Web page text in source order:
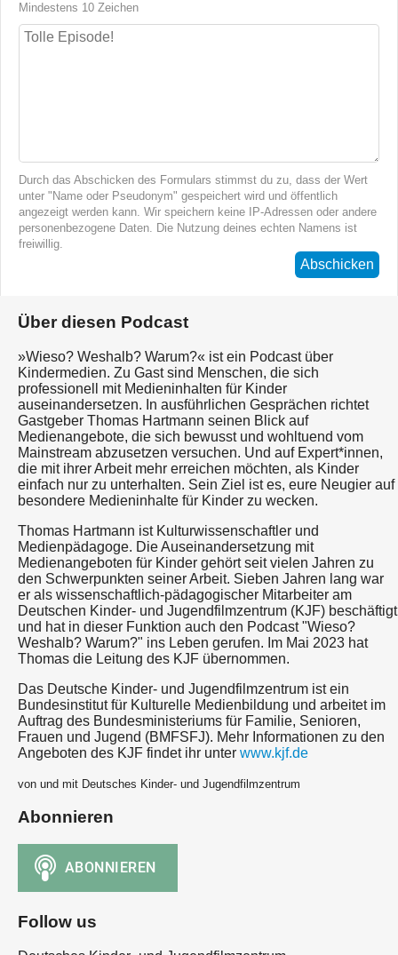
Mindestens 10 Zeichen
Durch das Abschicken des Formulars stimmst du zu, dass der Wert
unter "Name oder Pseudonym" gespeichert wird und öffentlich
angezeigt werden kann. Wir speichern keine IP-Adressen oder andere
personenbezogene Daten. Die Nutzung deines echten Namens ist
freiwillig.
Abschicken
Über diesen Podcast
»Wieso? Weshalb? Warum?« ist ein Podcast über
Kindermedien. Zu Gast sind Menschen, die sich
professionell mit Medieninhalten für Kinder
auseinandersetzen. In ausführlichen Gesprächen richtet
Gastgeber Thomas Hartmann seinen Blick auf
Medienangebote, die sich bewusst und wohltuend vom
Mainstream abzusetzen versuchen. Und auf Expert*innen,
die mit ihrer Arbeit mehr erreichen möchten, als Kinder
einfach nur zu unterhalten. Sein Ziel ist es, eure Neugier auf
besondere Medieninhalte für Kinder zu wecken.
Thomas Hartmann ist Kulturwissenschaftler und
Medienpädagoge. Die Auseinandersetzung mit
Medienangeboten für Kinder gehört seit vielen Jahren zu
den Schwerpunkten seiner Arbeit. Sieben Jahren lang war
er als wissenschaftlich-pädagogischer Mitarbeiter am
Deutschen Kinder- und Jugendfilmzentrum (KJF) beschäftigt
und hat in dieser Funktion auch den Podcast "Wieso?
Weshalb? Warum?" ins Leben gerufen. Im Mai 2023 hat
Thomas die Leitung des KJF übernommen.
Das Deutsche Kinder- und Jugendfilmzentrum ist ein
Bundesinstitut für Kulturelle Medienbildung und arbeitet im
Auftrag des Bundesministeriums für Familie, Senioren,
Frauen und Jugend (BMFSFJ). Mehr Informationen zu den
Angeboten des KJF findet ihr unter www.kjf.de
von und mit Deutsches Kinder- und Jugendfilmzentrum
Abonnieren
Follow us